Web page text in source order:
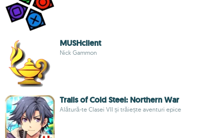
MUSHclient
Nick Gammon
Trails of Cold Steel: Northern War
Alătură-te Clasei VII și trăiește aventuri epice